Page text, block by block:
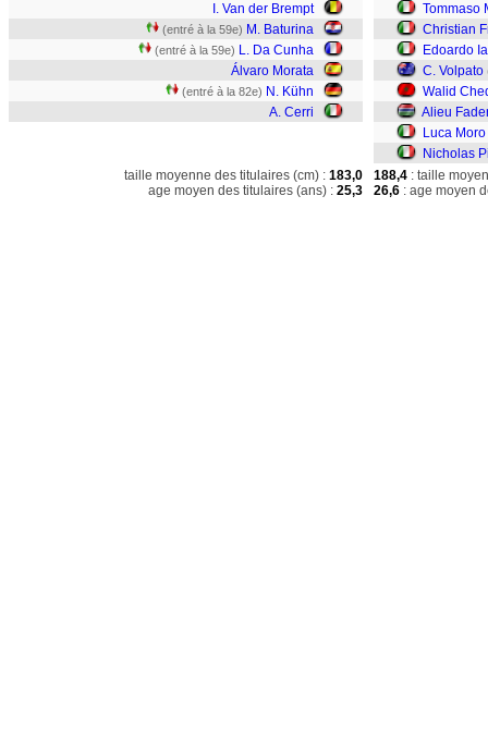
I. Van der Brempt
(entré à la 59e) M. Baturina
(entré à la 59e) L. Da Cunha
Álvaro Morata
(entré à la 82e) N. Kühn
A. Cerri
Tommaso
Christian
Edoardo
C. Volpato
Walid
Alieu
Luca Moro
Nicholas
taille moyenne des titulaires (cm) : 183,0
age moyen des titulaires (ans) : 25,3
188,4 : taille
26,6 : age moyen